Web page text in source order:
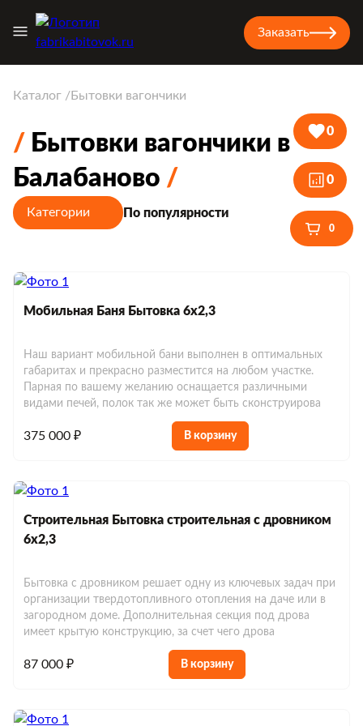
Заказать
Каталог Бытовки вагончики
Бытовки вагончики в
Балабаново
Категории По популярности
Мобильная Баня Бытовка 6х2,3
Наш вариант мобильной бани выполнен в оптимальных
габаритах и прекрасно разместится на любом участке.
Парная по вашему желанию оснащается различными
видами печей, полок так же может быть сконструирова
375 000 ₽ В корзину
Строительная Бытовка строительная с дровником
6х2,3
Бытовка с дровником решает одну из ключевых задач при
организации твердотопливного отопления на даче или в
загородном доме. Дополнительная секция под дрова
имеет крытую конструкцию, за счет чего дрова
87 000 ₽ В корзину
0
0
0